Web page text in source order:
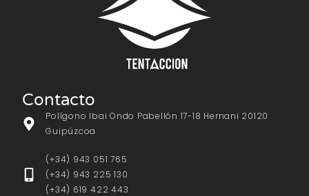
Contacto
Polígono Ibai Ondo Pabellón 17-18 Hernani 20120
Guipúzcoa
(+34) 943 051 765
(+34) 943 225 130
(+34) 619 422 443